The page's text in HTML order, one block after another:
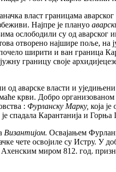
власт границама
Најпре је плануо
ослободили су од аварског
отворено најшире поље, на
ширити и ван граница
границу своје
аварске власти и
крви. Добро
: Фурланску Марку, која
је спадала Карантанија и Горња
Византијом. Освајањем
чете освојиле су Истру. У
миром 812. год.